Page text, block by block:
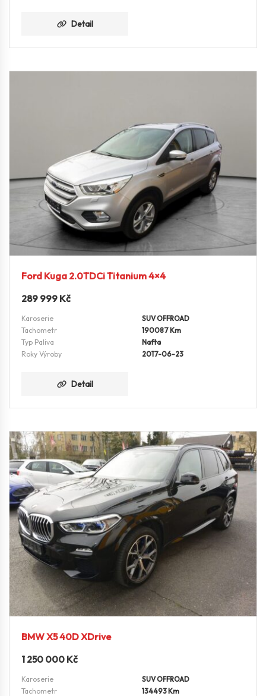
Detail
Ford Kuga 2.0TDCi Titanium 4×4
289 999 Kč
Karoserie
SUV OFFROAD
Tachometr
190087 Km
Typ Paliva
Nafta
Roky Výroby
2017-06-23
Detail
BMW X5 40D XDrive
1 250 000 Kč
Karoserie
SUV OFFROAD
Tachometr
134493 Km